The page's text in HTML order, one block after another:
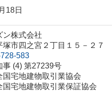
18日
ン株式会社
塚市四之宮２丁目１５－２７
583
事 (4) 第27239号
国宅地建物取引業協会
国宅地建物取引業保証協会